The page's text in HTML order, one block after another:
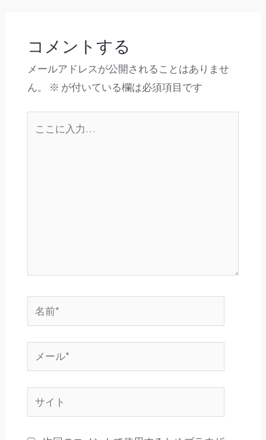
コメントする
メールアドレスが公開されることはありませ
ん。
※ が付いている欄は必須項目です
前
*
ー
ル
イ